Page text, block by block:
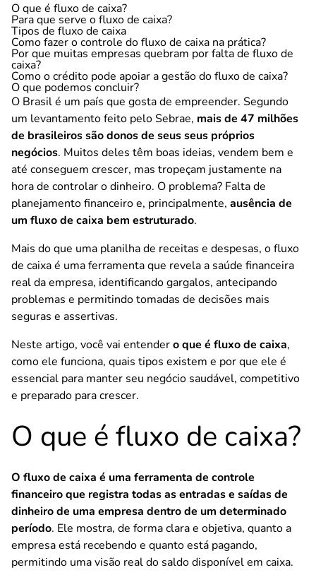
O que é fluxo de caixa?
Para que serve o fluxo de caixa?
Tipos de fluxo de caixa
Como fazer o controle do fluxo de caixa na prática?
Por que muitas empresas quebram por falta de fluxo de
caixa?
Como o crédito pode apoiar a gestão do fluxo de caixa?
O que podemos concluir?
O Brasil é um país que gosta de empreender. Segundo
um levantamento feito pelo Sebrae, mais de 47 milhões
de brasileiros são donos de seus seus próprios
negócios. Muitos deles têm boas ideias, vendem bem e
até conseguem crescer, mas tropeçam justamente na
hora de controlar o dinheiro. O problema? Falta de
planejamento financeiro e, principalmente, ausência de
um fluxo de caixa bem estruturado.
Mais do que uma planilha de receitas e despesas, o fluxo
de caixa é uma ferramenta que revela a saúde financeira
real da empresa, identificando gargalos, antecipando
problemas e permitindo tomadas de decisões mais
seguras e assertivas.
Neste artigo, você vai entendero que é fluxo de caixa,
como ele funciona, quais tipos existem e por que ele é
essencial para manter seu negócio saudável, competitivo
e preparado para crescer.
O que é fluxo de caixa?
O fluxo de caixa é uma ferramenta de controle
financeiro que registra todas as entradas e saídas de
dinheiro de uma empresa dentro de um determinado
período. Ele mostra, de forma clara e objetiva, quanto a
empresa está recebendo e quanto está pagando,
permitindo uma visão real do saldo disponível em caixa.